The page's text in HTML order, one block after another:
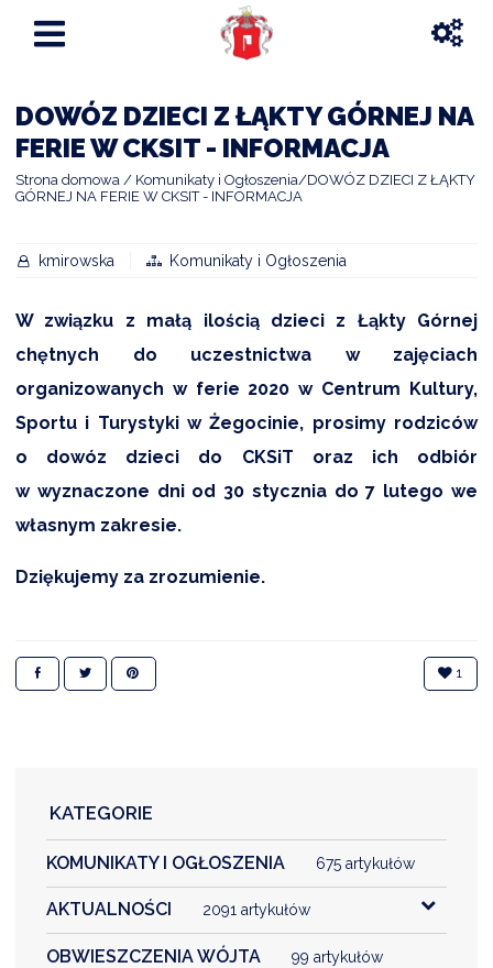
OBSŁUGI
DOWÓZ DZIECI Z ŁĄKTY GÓRNEJ NA
FERIE W CKSIT - INFORMACJA
Strona domowa Komunikaty i Ogłoszenia
DOWÓZ DZIECI Z ŁĄKTY
GÓRNEJ NA FERIE W CKSIT - INFORMACJA
kmirowska Komunikaty i Ogłoszenia
W związku z małą ilością dzieci z Łąkty Górnej
chętnych do uczestnictwa w zajęciach
organizowanych w ferie 2020 w Centrum Kultury,
Sportu i Turystyki w Żegocinie, prosimy rodziców
o dowóz dzieci do CKSiT oraz ich odbiór
w wyznaczone dni od 30 stycznia do 7 lutego we
własnym zakresie.
Dziękujemy za zrozumienie.
1
KATEGORIE
KOMUNIKATY I OGŁOSZENIA 675 artykułów
AKTUALNOŚCI 2091 artykułów
OBWIESZCZENIA WÓJTA 99 artykułów